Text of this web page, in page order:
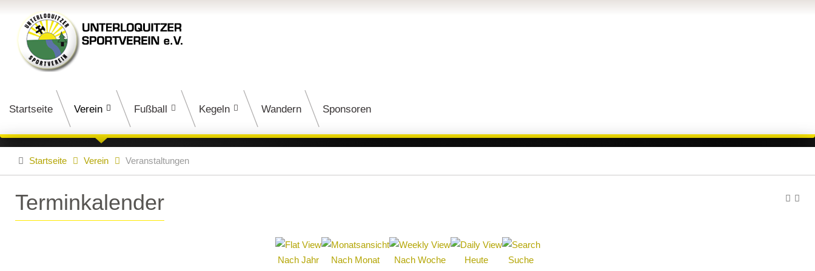
Startseite Verein Fußball Kegeln Wandern Sponsoren
Startseite Verein Veranstaltungen
Terminkalender
Nach Jahr Nach Monat Nach Woche Heute Suche